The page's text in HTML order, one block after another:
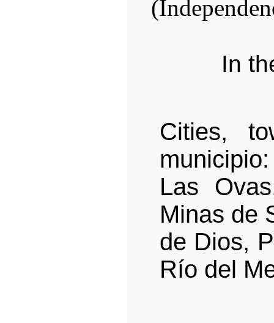
In
Cities,
Las
Minas de
de Dios,
Río del